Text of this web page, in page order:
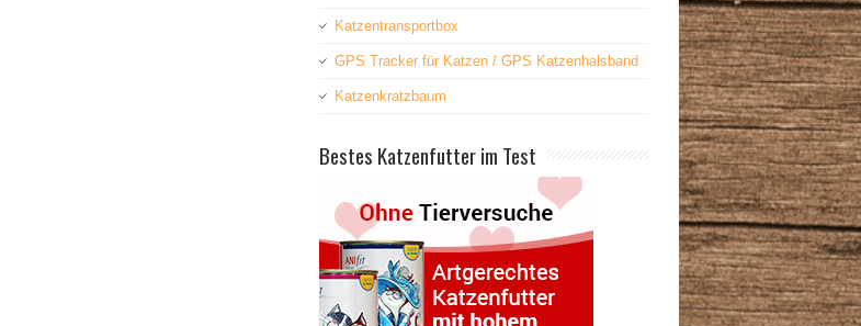
Katzentransportbox
GPS Tracker für Katzen / GPS Katzenhalsband
Katzenkratzbaum
Bestes Katzenfutter im Test